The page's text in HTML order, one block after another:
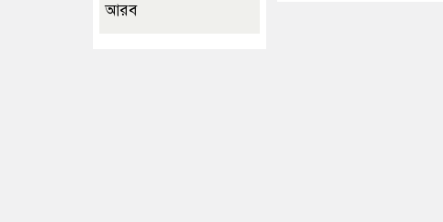
আরব